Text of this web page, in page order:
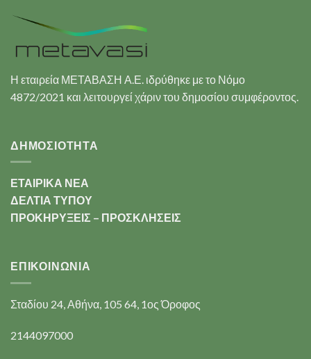
Η εταιρεία ΜΕΤΑΒΑΣΗ Α.Ε. ιδρύθηκε με το Νόμο
4872/2021 και λειτουργεί χάριν του δημοσίου συμφέροντος.
ΔΗΜΟΣΙΟΤΗΤΑ
ΕΤΑΙΡΙΚΑ ΝΕΑ
ΔΕΛΤΙΑ ΤΥΠΟΥ
ΠΡΟΚΗΡΥΞΕΙΣ – ΠΡΟΣΚΛΗΣΕΙΣ
ΕΠΙΚΟΙΝΩΝΊΑ
Σταδίου 24, Αθήνα, 105 64, 1ος Όροφος
2144097000